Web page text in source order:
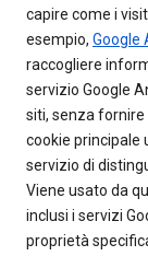
capire come i
esempio, Google
raccogliere
servizio Google
siti, senza fornire
cookie principale
servizio di
Viene usato da
inclusi i servizi
proprietà